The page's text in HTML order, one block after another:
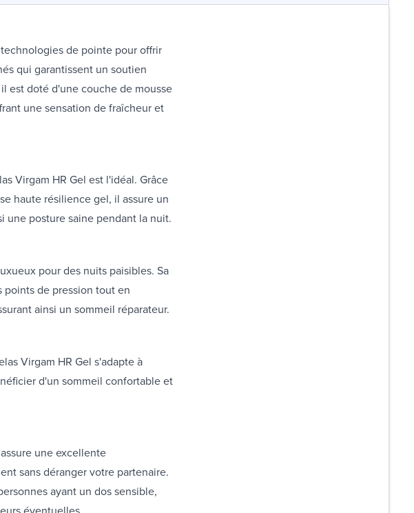
de pointe pour offrir
qui garantissent un soutien
est doté d'une couche de mousse
une sensation de fraîcheur et
Virgam HR Gel est l'idéal. Grâce
haute résilience gel, il assure un
une posture saine pendant la nuit.
pour des nuits paisibles. Sa
de pression tout en
ainsi un sommeil réparateur.
Virgam HR Gel s'adapte à
d'un sommeil confortable et
une excellente
sans déranger votre partenaire.
ayant un dos sensible,